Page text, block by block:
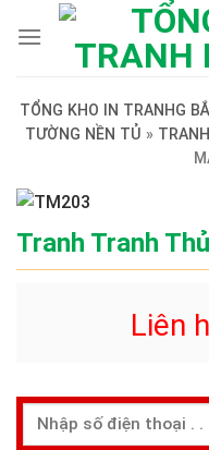
TỔNG KHO IN TRANHG
TƯỜNG NỀN TỦ »
Tranh Tranh
Liên